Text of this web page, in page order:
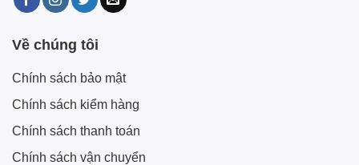
Về chúng tôi
Chính sách bảo mật
Chính sách kiểm hàng
Chính sách thanh toán
Chính sách vận chuyển